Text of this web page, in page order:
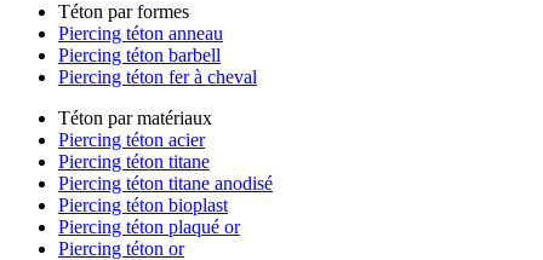
Téton par formes
Piercing téton anneau
Piercing téton barbell
Piercing téton fer à cheval
Téton par matériaux
Piercing téton acier
Piercing téton titane
Piercing téton titane anodisé
Piercing téton bioplast
Piercing téton plaqué or
Piercing téton or